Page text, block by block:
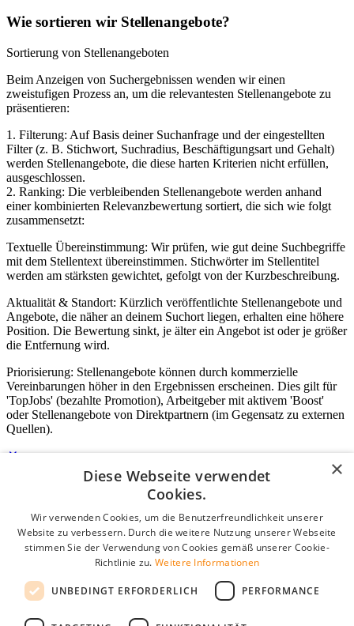
Wie sortieren wir Stellenangebote?
Sortierung von Stellenangeboten
Beim Anzeigen von Suchergebnissen wenden wir einen
zweistufigen Prozess an, um die relevantesten Stellenangebote zu
präsentieren:
1. Filterung: Auf Basis deiner Suchanfrage und der eingestellten
Filter (z. B. Stichwort, Suchradius, Beschäftigungsart und Gehalt)
werden Stellenangebote, die diese harten Kriterien nicht erfüllen,
ausgeschlossen.
2. Ranking: Die verbleibenden Stellenangebote werden anhand
einer kombinierten Relevanzbewertung sortiert, die sich wie folgt
zusammensetzt:
Textuelle Übereinstimmung: Wir prüfen, wie gut deine Suchbegriffe
mit dem Stellentext übereinstimmen. Stichwörter im Stellentitel
werden am stärksten gewichtet, gefolgt von der Kurzbeschreibung.
Aktualität & Standort: Kürzlich veröffentlichte Stellenangebote und
Angebote, die näher an deinem Suchort liegen, erhalten eine höhere
Position. Die Bewertung sinkt, je älter ein Angebot ist oder je größer
die Entfernung wird.
Priorisierung: Stellenangebote können durch kommerzielle
Vereinbarungen höher in den Ergebnissen erscheinen. Dies gilt für
'TopJobs' (bezahlte Promotion), Arbeitgeber mit aktivem 'Boost'
oder Stellenangebote von Direktpartnern (im Gegensatz zu externen
Quellen).
Login für Unternehmen
E-Mail*
Passwort
Angemeldet bleiben
Passwort vergessen?
×
Diese Webseite verwendet
Cookies.
Wir verwenden Cookies, um die Benutzerfreundlichkeit unserer
Website zu verbessern. Durch die weitere Nutzung unserer Webseite
stimmen Sie der Verwendung von Cookies gemäß unserer Cookie-
Richtlinie zu. Weitere Informationen
UNBEDINGT ERFORDERLICH PERFORMANCE